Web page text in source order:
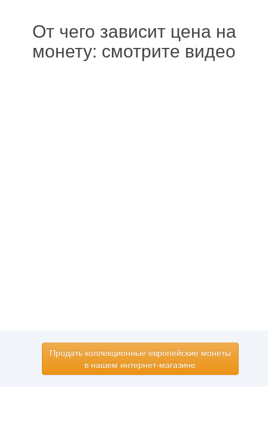
От чего зависит цена на
монету: смотрите видео
Продать коллекционные европейские монеты
в нашем интернет-магазине